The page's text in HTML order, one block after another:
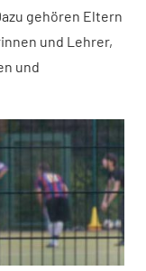
gehören Eltern
und Lehrer,
und